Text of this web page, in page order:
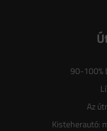
90-100%
Az
Kisteherautó: